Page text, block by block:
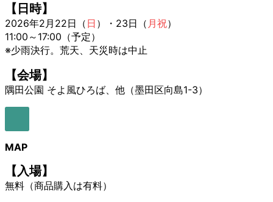
【日時】
2026年2月22日（ 日 ）・23日（ 月祝）
11:00～17:00（予定）
※少雨決行。荒天、天災時は中止
【会場】
隅田公園 そよ風ひろば、他（墨田区向島1-3）
ア
ン
リ
ン
ク
MAP
【入場】
無料（商品購入は有料）